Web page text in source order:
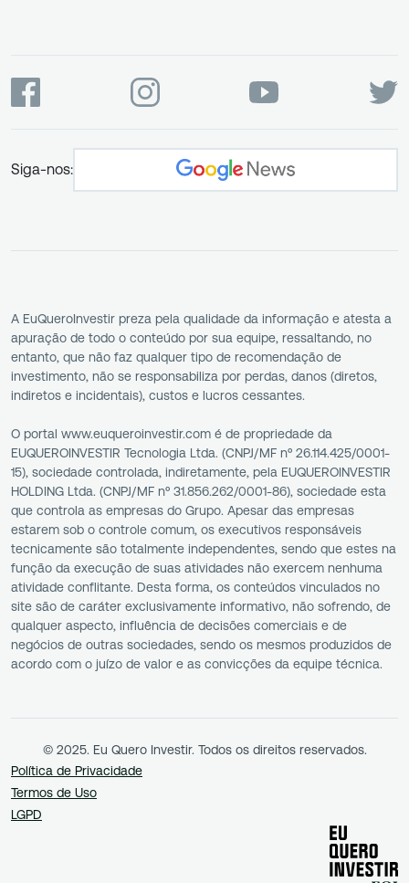
Siga-nos:
A EuQueroInvestir preza pela qualidade da informação e atesta a
apuração de todo o conteúdo por sua equipe, ressaltando, no
entanto, que não faz qualquer tipo de recomendação de
investimento, não se responsabiliza por perdas, danos (diretos,
indiretos e incidentais), custos e lucros cessantes.
O portal www.euqueroinvestir.com é de propriedade da
EUQUEROINVESTIR Tecnologia Ltda. (CNPJ/MF nº 26.114.425/0001-
15), sociedade controlada, indiretamente, pela EUQUEROINVESTIR
HOLDING Ltda. (CNPJ/MF nº 31.856.262/0001-86), sociedade esta
que controla as empresas do Grupo. Apesar das empresas
estarem sob o controle comum, os executivos responsáveis
tecnicamente são totalmente independentes, sendo que estes na
função da execução de suas atividades não exercem nenhuma
atividade conflitante. Desta forma, os conteúdos vinculados no
site são de caráter exclusivamente informativo, não sofrendo, de
qualquer aspecto, influência de decisões comerciais e de
negócios de outras sociedades, sendo os mesmos produzidos de
acordo com o juízo de valor e as convicções da equipe técnica.
© 2025. Eu Quero Investir. Todos os direitos reservados.
Política de Privacidade
Termos de Uso
LGPD